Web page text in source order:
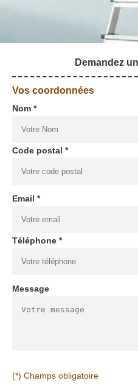
Demandez
Vos coordonnées
Nom *
Code postal *
Email *
Téléphone *
Message
(*) Champs obligatoire